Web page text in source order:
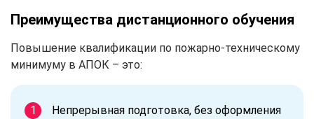
Преимущества дистанционного обучения
Повышение квалификации по пожарно-техническому
минимуму в АПОК – это:
Непрерывная подготовка, без оформления